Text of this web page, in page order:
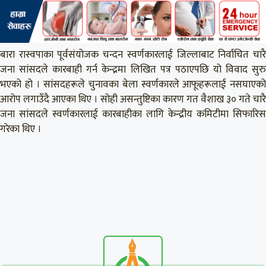
बारा रास्वपाका पूर्वसंयोजक चन्दन स्वर्णकारलाई जिल्लाबाट निर्वाचित चारै
जना सांसदले कारबाही गर्न केन्द्रमा लिखित पत्र पठाएपछि यो विवाद सुरु
भएको हो । सांसदहरूले चुनावका बेला स्वर्णकारले आफूहरूलाई नसघाएको
आरोप लगाउँदै आएका थिए । सोही असन्तुष्टिका कारण गत वैशाख ३० गते चारै
जना सांसदले स्वर्णकारलाई कारबाहीका लागि केन्द्रीय कमिटीमा सिफारिस
गरेका थिए ।